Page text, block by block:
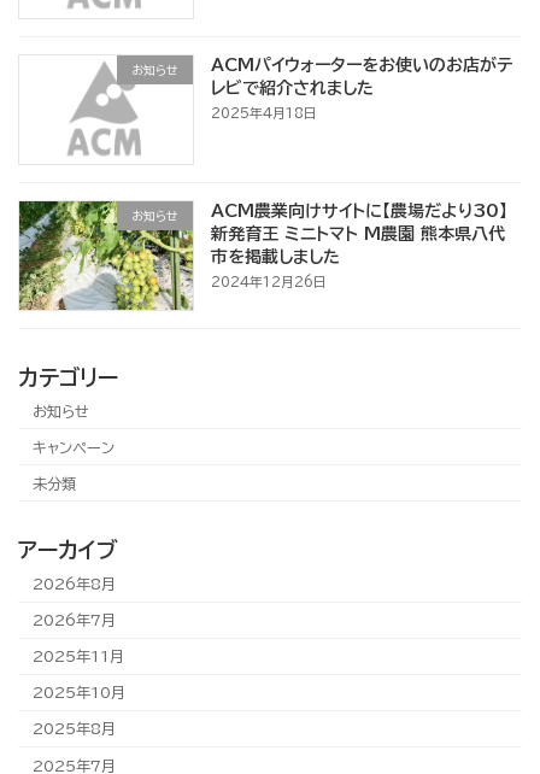
お知らせ
ACMパイウォーターをお使いのお店がテ
レビで紹介されました
2025年4月18日
お知らせ
ACM農業向けサイトに【農場だより30】
新発育王 ミニトマト M農園 熊本県八代
市を掲載しました
2024年12月26日
カテゴリー
お知らせ
キャンペーン
未分類
アーカイブ
2026年8月
2026年7月
2025年11月
2025年10月
2025年8月
2025年7月